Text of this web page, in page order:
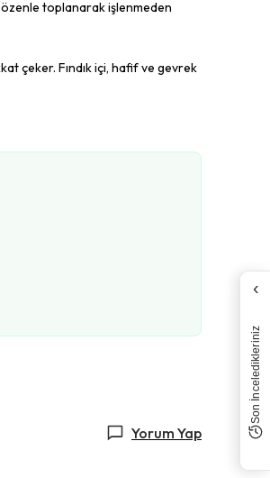
özenle toplanarak işlenmeden
çeker. Fındık içi, hafif ve gevrek
Yorum Yap
‹
Son İnceledikleriniz